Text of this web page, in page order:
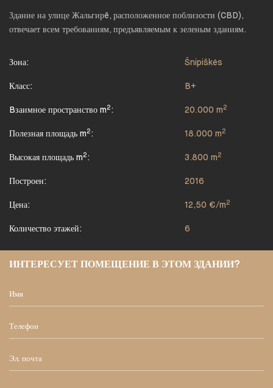
Здание на улице Жальгирë, расположенное поблизости (CBD),
отвечает всем требованиям, предъявляемым к зеленым зданиям.
Зона: Šnipiškės
Класс: B+
Bзаимное пространство m 2 : 20.000 m 2
Полезная площадь m 2 : 18.000 m 2
Высокая площадь m 2 : 3.800 m 2
Построен: 2016
Цена: 12,50 €/m 2
Количество этажей: 6
ИНТЕРЕСУЕТ ПОМЕЩЕНИЕ В ЭТОМ ЗДАНИИ?